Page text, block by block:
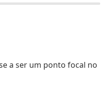
a ser um ponto focal no